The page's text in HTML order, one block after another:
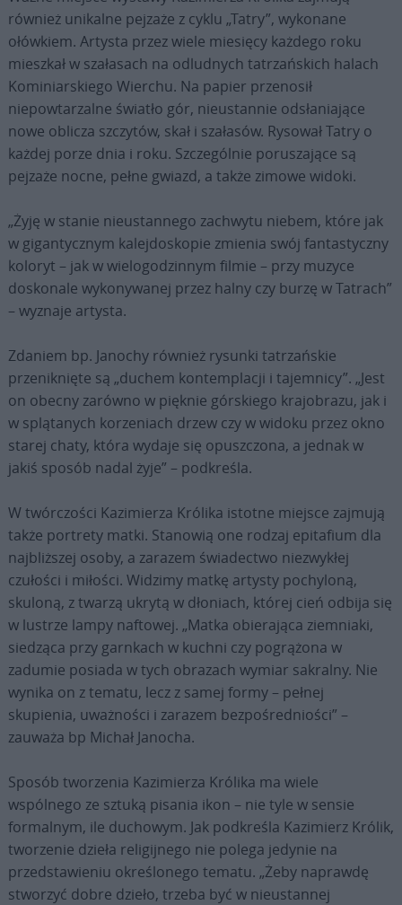
również unikalne pejzaże z cyklu „Tatry”, wykonane
ołówkiem. Artysta przez wiele miesięcy każdego roku
mieszkał w szałasach na odludnych tatrzańskich halach
Kominiarskiego Wierchu. Na papier przenosił
niepowtarzalne światło gór, nieustannie odsłaniające
nowe oblicza szczytów, skał i szałasów. Rysował Tatry o
każdej porze dnia i roku. Szczególnie poruszające są
pejzaże nocne, pełne gwiazd, a także zimowe widoki.
„Żyję w stanie nieustannego zachwytu niebem, które jak
w gigantycznym kalejdoskopie zmienia swój fantastyczny
koloryt – jak w wielogodzinnym filmie – przy muzyce
doskonale wykonywanej przez halny czy burzę w Tatrach”
– wyznaje artysta.
Zdaniem bp. Janochy również rysunki tatrzańskie
przeniknięte są „duchem kontemplacji i tajemnicy”. „Jest
on obecny zarówno w pięknie górskiego krajobrazu, jak i
w splątanych korzeniach drzew czy w widoku przez okno
starej chaty, która wydaje się opuszczona, a jednak w
jakiś sposób nadal żyje” – podkreśla.
W twórczości Kazimierza Królika istotne miejsce zajmują
także portrety matki. Stanowią one rodzaj epitafium dla
najbliższej osoby, a zarazem świadectwo niezwykłej
czułości i miłości. Widzimy matkę artysty pochyloną,
skuloną, z twarzą ukrytą w dłoniach, której cień odbija się
w lustrze lampy naftowej. „Matka obierająca ziemniaki,
siedząca przy garnkach w kuchni czy pogrążona w
zadumie posiada w tych obrazach wymiar sakralny. Nie
wynika on z tematu, lecz z samej formy – pełnej
skupienia, uważności i zarazem bezpośredniości” –
zauważa bp Michał Janocha.
Sposób tworzenia Kazimierza Królika ma wiele
wspólnego ze sztuką pisania ikon – nie tyle w sensie
formalnym, ile duchowym. Jak podkreśla Kazimierz Królik,
tworzenie dzieła religijnego nie polega jedynie na
przedstawieniu określonego tematu. „Żeby naprawdę
stworzyć dobre dzieło, trzeba być w nieustannej